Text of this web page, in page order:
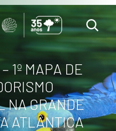
1º MAPA DE
NA GRANDE
ATLÂNTICA